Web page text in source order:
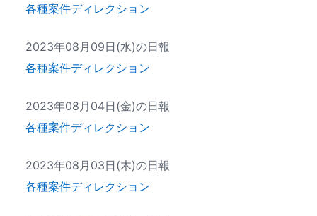
各種案件ディレクション
2023年08月09日(水)の日報
各種案件ディレクション
2023年08月04日(金)の日報
各種案件ディレクション
2023年08月03日(木)の日報
各種案件ディレクション